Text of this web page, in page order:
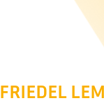
FRIEDEL